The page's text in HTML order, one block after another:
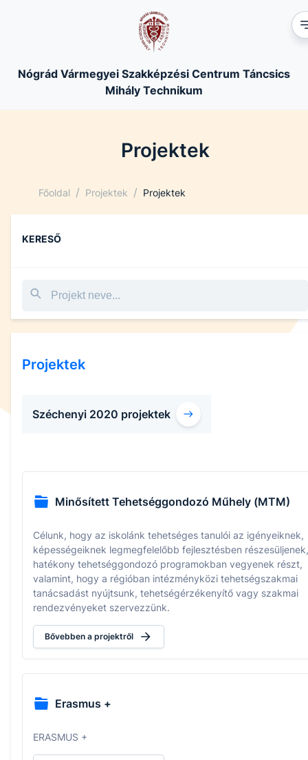
Nógrád Vármegyei Szakképzési Centrum Táncsics
Mihály Technikum
Projektek
Főoldal / Projektek / Projektek
KERESŐ
Projektek
Széchenyi 2020 projektek
Minősített Tehetséggondozó Műhely (MTM)
Célunk, hogy az iskolánk tehetséges tanulói az igényeiknek,
képességeiknek legmegfelelőbb fejlesztésben részesüljenek,
hatékony tehetséggondozó programokban vegyenek részt,
valamint, hogy a régióban intézményközi tehetségszakmai
tanácsadást nyújtsunk, tehetségérzékenyítő vagy szakmai
rendezvényeket szervezzünk.
Bővebben a projektről
Erasmus +
ERASMUS +